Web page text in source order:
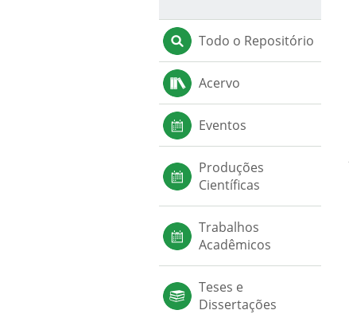
Todo o Repositório
Acervo
Eventos
Produções
Científicas
Trabalhos
Acadêmicos
Teses e
Dissertações